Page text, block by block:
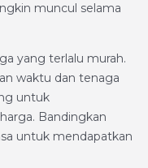
muncul selama
yang terlalu murah.
waktu dan tenaga
untuk
Bandingkan
untuk mendapatkan